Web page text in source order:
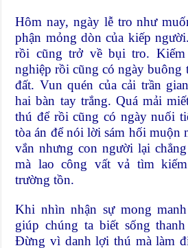
Hôm nay, ngày lễ tro như
phận mỏng dòn của kiếp
rồi cũng trở về bụi tro.
nghiệp rồi cũng có ngày buông
đất. Vun quén của cải trần
hai bàn tay trắng. Quá mải
thú để rồi cũng có ngày nuối
tòa án để nói lời sám hối muộn
vắn nhưng con người lại
mà lao công vất vả tìm
trường tồn.
Khi nhìn nhận sự mong
giúp chúng ta biết sống
Đừng vì danh lợi thú mà làm